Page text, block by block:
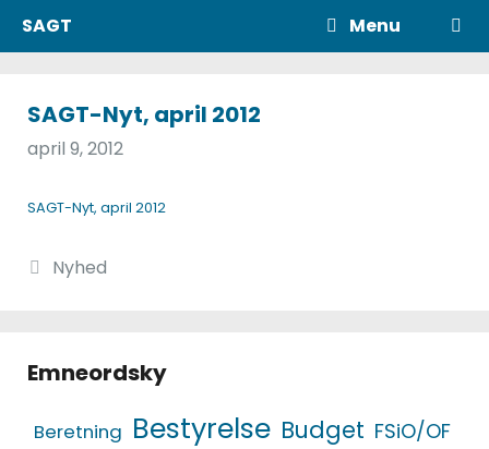
SAGT Menu
SAGT-Nyt, april 2012
april 9, 2012
SAGT-Nyt, april 2012
Kategorier
Nyhed
Emneordsky
Beretning Bestyrelse Budget FSiO/OF